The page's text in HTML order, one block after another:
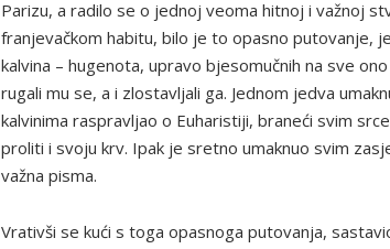
Parizu, a radilo se o jednoj veoma hitnoj i važnoj
franjevačkom habitu, bilo je to opasno putovanje,
kalvina – hugenota, upravo bjesomučnih na sve
rugali mu se, a i zlostavljali ga. Jednom jedva
kalvinima raspravljao o Euharistiji, braneći svim
proliti i svoju krv. Ipak je sretno umaknuo svim
važna pisma.
Vrativši se kući s toga opasnoga putovanja,